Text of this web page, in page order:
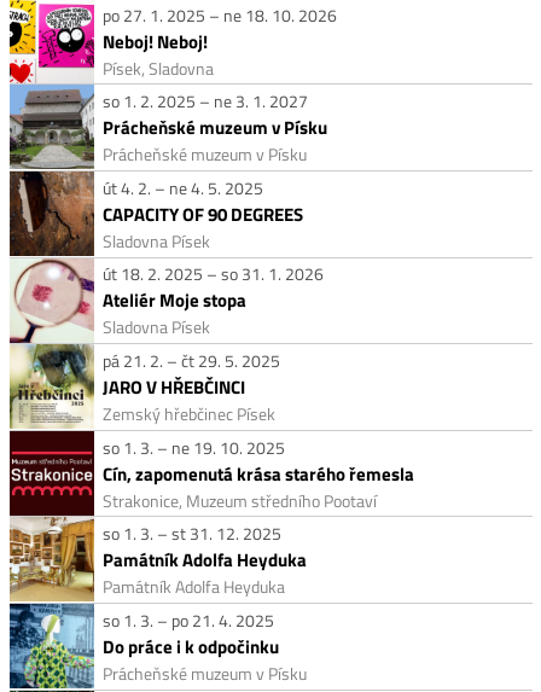
po 27. 1. 2025 – ne 18. 10. 2026
Neboj! Neboj!
Písek, Sladovna
so 1. 2. 2025 – ne 3. 1. 2027
Prácheňské muzeum v Písku
Prácheňské muzeum v Písku
út 4. 2. – ne 4. 5. 2025
CAPACITY OF 90 DEGREES
Sladovna Písek
út 18. 2. 2025 – so 31. 1. 2026
Ateliér Moje stopa
Sladovna Písek
pá 21. 2. – čt 29. 5. 2025
JARO V HŘEBČINCI
Zemský hřebčinec Písek
so 1. 3. – ne 19. 10. 2025
Cín, zapomenutá krása starého řemesla
Strakonice, Muzeum středního Pootaví
so 1. 3. – st 31. 12. 2025
Památník Adolfa Heyduka
Památník Adolfa Heyduka
so 1. 3. – po 21. 4. 2025
Do práce i k odpočinku
Prácheňské muzeum v Písku